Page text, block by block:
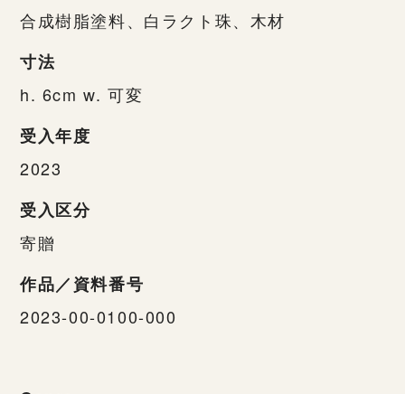
合成樹脂塗料、白ラクト珠、木材
寸法
h. 6cm w. 可変
受入年度
2023
受入区分
寄贈
作品／資料番号
2023-00-0100-000